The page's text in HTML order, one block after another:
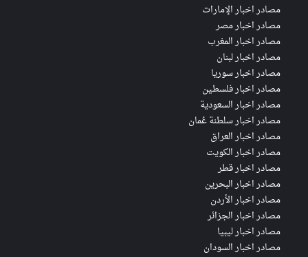
مصادر اخبار الإمارات
مصادر اخبار مصر
مصادر اخبار المغرب
مصادر اخبار لبنان
مصادر اخبار سوريا
مصادر اخبار فلسطين
مصادر اخبار السعودية
مصادر اخبار سلطنة عُمان
مصادر اخبار العراق
مصادر اخبار الكويت
مصادر اخبار قطر
مصادر اخبار البحرين
مصادر اخبار الأردن
مصادر اخبار الجزائر
مصادر اخبار ليبيا
مصادر اخبار السودان